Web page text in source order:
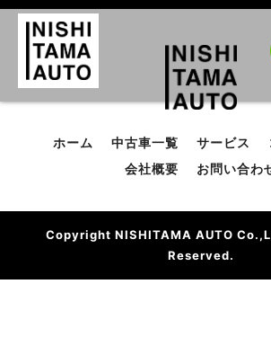
ホーム 中古車一覧 サービス
会社概要
お問い合わ
Copyright NISHITAMA AUTO
Reserved.